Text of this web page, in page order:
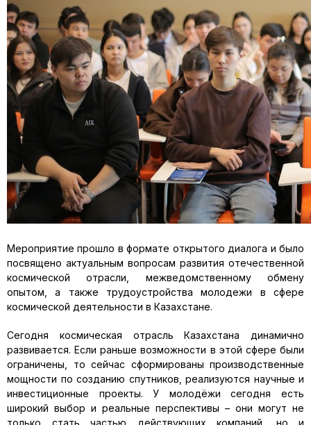
Мероприятие прошло в формате открытого диалога и было
посвящено актуальным вопросам развития отечественной
космической отрасли, межведомственному обмену
опытом, а также трудоустройства молодежи в сфере
космической деятельности в Казахстане.
Сегодня космическая отрасль Казахстана динамично
развивается. Если раньше возможности в этой сфере были
ограничены, то сейчас сформированы производственные
мощности по созданию спутников, реализуются научные и
инвестиционные проекты. У молодёжи сегодня есть
широкий выбор и реальные перспективы – они могут не
только стать частью действующих компаний, но и